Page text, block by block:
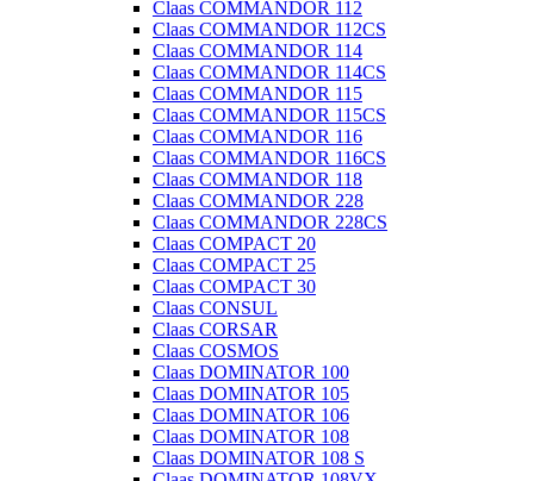
Claas COMMANDOR 112
Claas COMMANDOR 112CS
Claas COMMANDOR 114
Claas COMMANDOR 114CS
Claas COMMANDOR 115
Claas COMMANDOR 115CS
Claas COMMANDOR 116
Claas COMMANDOR 116CS
Claas COMMANDOR 118
Claas COMMANDOR 228
Claas COMMANDOR 228CS
Claas COMPACT 20
Claas COMPACT 25
Claas COMPACT 30
Claas CONSUL
Claas CORSAR
Claas COSMOS
Claas DOMINATOR 100
Claas DOMINATOR 105
Claas DOMINATOR 106
Claas DOMINATOR 108
Claas DOMINATOR 108 S